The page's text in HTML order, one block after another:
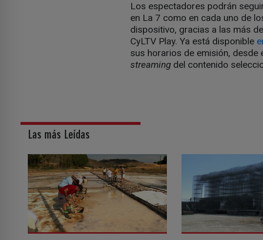
Los espectadores podrán
en La 7 como en cada uno de
dispositivo, gracias a las más
CyLTV Play. Ya está disponible
sus horarios de emisión, desde
streaming del contenido
Las más Leídas